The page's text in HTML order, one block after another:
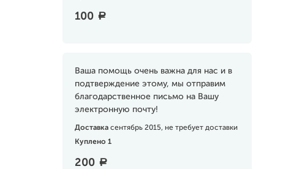
100 a
Ваша помощь очень важна для нас и в
подтверждение этому, мы отправим
благодарственное письмо на Вашу
электронную почту!
Доставка сентябрь 2015, не требует доставки
Куплено 1
200 a